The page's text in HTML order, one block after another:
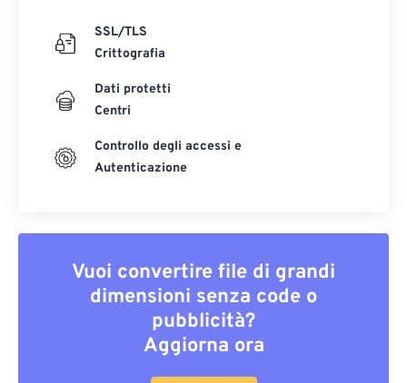
SSL/TLS
Crittografia
Dati protetti
Centri
Controllo degli accessi e
Autenticazione
Vuoi convertire file di grandi
dimensioni senza code o
pubblicità?
Aggiorna ora